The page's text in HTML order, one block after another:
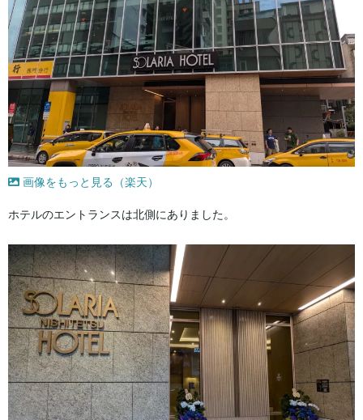
画像をもっと見る（楽天）
ホテルのエントランスは北側にありました。